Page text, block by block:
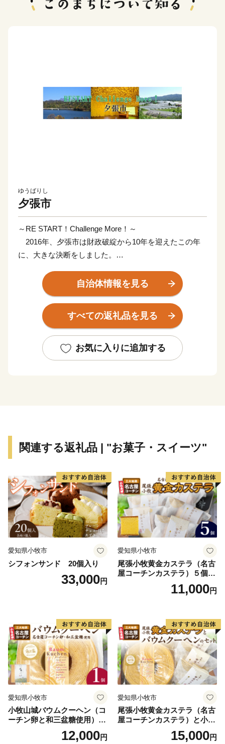
ゆうばりし
夕張市
～RE START！Challenge More！～
2016年、夕張市は財政破綻から10年を迎えたこの年
に、大きな決断をしました。
市民の努力により116億円ものお金を返すことができ
た一方、まちから多くの人が去りました。
このままでは夕張自体の存続も危ぶまれてしまう…。
生との両立へと舵を切りました。
山積する地域課題に立ち向かい、夕張は立ち上がりま
自治体情報を見る
すべての返礼品を見る
お気に入りに追加する
関連する返礼品 | "お菓子・スイーツ"
愛知県小牧市
シフォンサンド 20個入り
33,000円
愛知県小牧市
尾張小牧黄金カステラ（名古
屋コーチンカステラ）５個入
名古屋コーチン カステラ ザ
ラメ 常温 愛知県 小牧市 アン
11,000円
愛知県小牧市
小牧山城バウムクーヘン（コ
ーチン卵と和三盆糖使用）
名古屋コーチン バームクー
ヘン 和三盆 小牧銘菓 バウム
12,000円
愛知県小牧市
尾張小牧黄金カステラ（名古
屋コーチンカステラ）と小牧
山城バウムクーヘン（コーチ
ン卵と和三盆糖使用）のセッ
15,000円